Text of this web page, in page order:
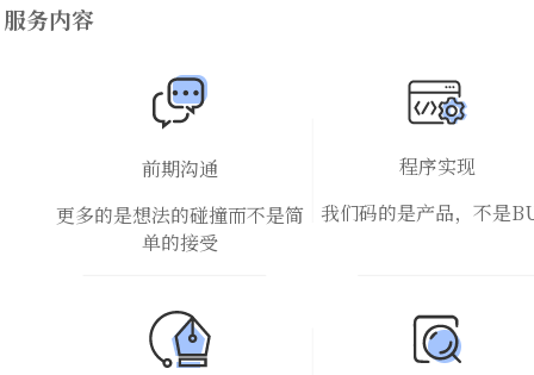
服务内容
前期沟通
更多的是想法的碰撞而不是简
单的接受
程序实现
我们码的是产品，不是